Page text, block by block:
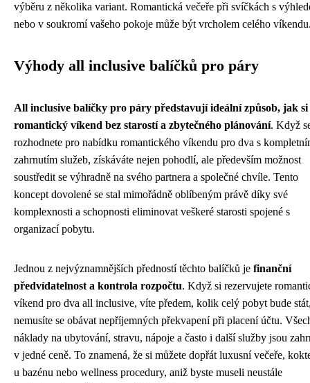
výběru z několika variant. Romantická večeře při svíčkách s
nebo v soukromí vašeho pokoje může být vrcholem celého
Výhody all inclusive balíčků pro páry
All inclusive balíčky pro páry představují ideální způsob, jak
romantický víkend bez starostí a zbytečného plánování. Když
rozhodnete pro nabídku romantického víkendu pro dva s
zahrnutím služeb, získáváte nejen pohodlí, ale především možnost
soustředit se výhradně na svého partnera a společné chvíle. Tento
koncept dovolené se stal mimořádně oblíbeným právě díky své
komplexnosti a schopnosti eliminovat veškeré starosti spojené s
organizací pobytu.
Jednou z nejvýznamnějších předností těchto balíčků je finanční
předvídatelnost a kontrola rozpočtu. Když si rezervujete
víkend pro dva all inclusive, víte předem, kolik celý pobyt bude
nemusíte se obávat nepříjemných překvapení při placení účtu.
náklady na ubytování, stravu, nápoje a často i další služby jsou
v jedné ceně. To znamená, že si můžete dopřát luxusní večeře,
u bazénu nebo wellness procedury, aniž byste museli neustále